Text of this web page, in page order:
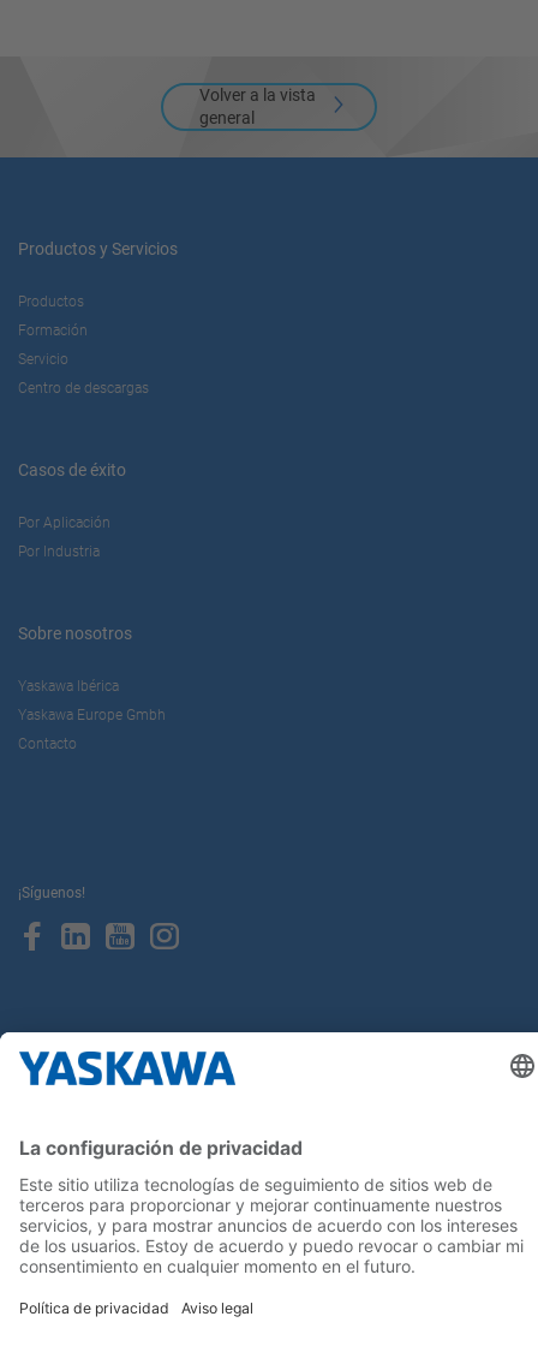
Volver a la vista
general
Productos y Servicios
Productos
Formación
Servicio
Centro de descargas
Casos de éxito
Por Aplicación
Por Industria
Sobre nosotros
Yaskawa Ibérica
Yaskawa Europe Gmbh
Contacto
¡Síguenos!
Inicio Términos y Condiciones